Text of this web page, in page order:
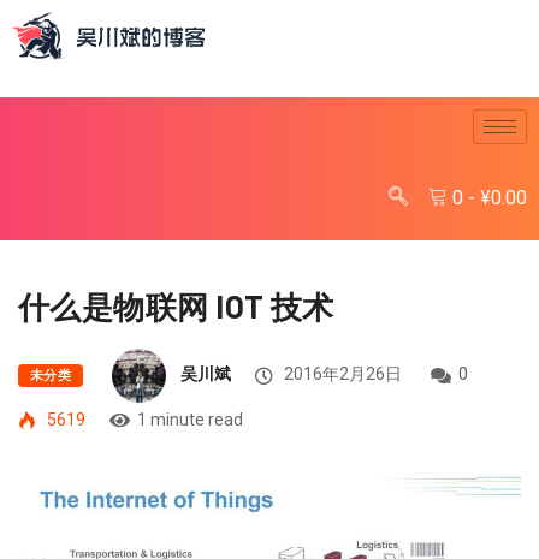
0 - ¥0.00
什么是物联网 IOT 技术
未分类 吴川斌 2016年2月26日 0
5619 1 minute read